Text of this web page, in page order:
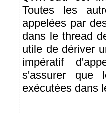
Toutes les
appelées par
dans le thread
utile de dériver
impératif
s'assurer que
exécutées dans